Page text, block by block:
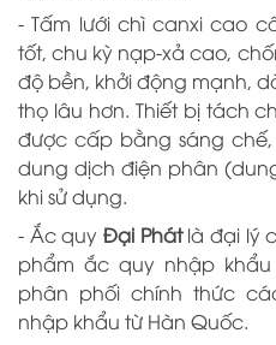
- Tấm lưới chì canxi cao
tốt, chu kỳ nạp-xả cao,
độ bền, khởi động mạnh,
thọ lâu hơn. Thiết bị tách
được cấp bằng sáng
dung dịch điện phân
khi sử dụng.
- Ắc quy Đại Phátlà đại lý
phẩm ắc quy nhập
phân phối chính thức
nhập khẩu từ Hàn Quốc.